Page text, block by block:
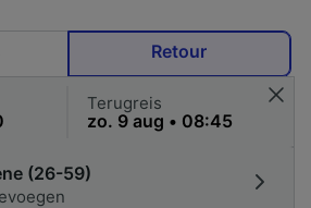
Retour
Terugreis
(26-59)